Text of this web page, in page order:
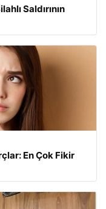
Saldırının
En Çok Fikir